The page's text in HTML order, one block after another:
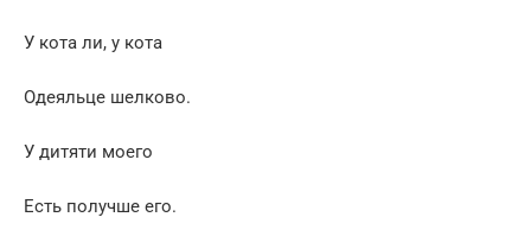
У кота ли, у кота
Одеяльце шелково.
У дитяти моего
Есть получше его.